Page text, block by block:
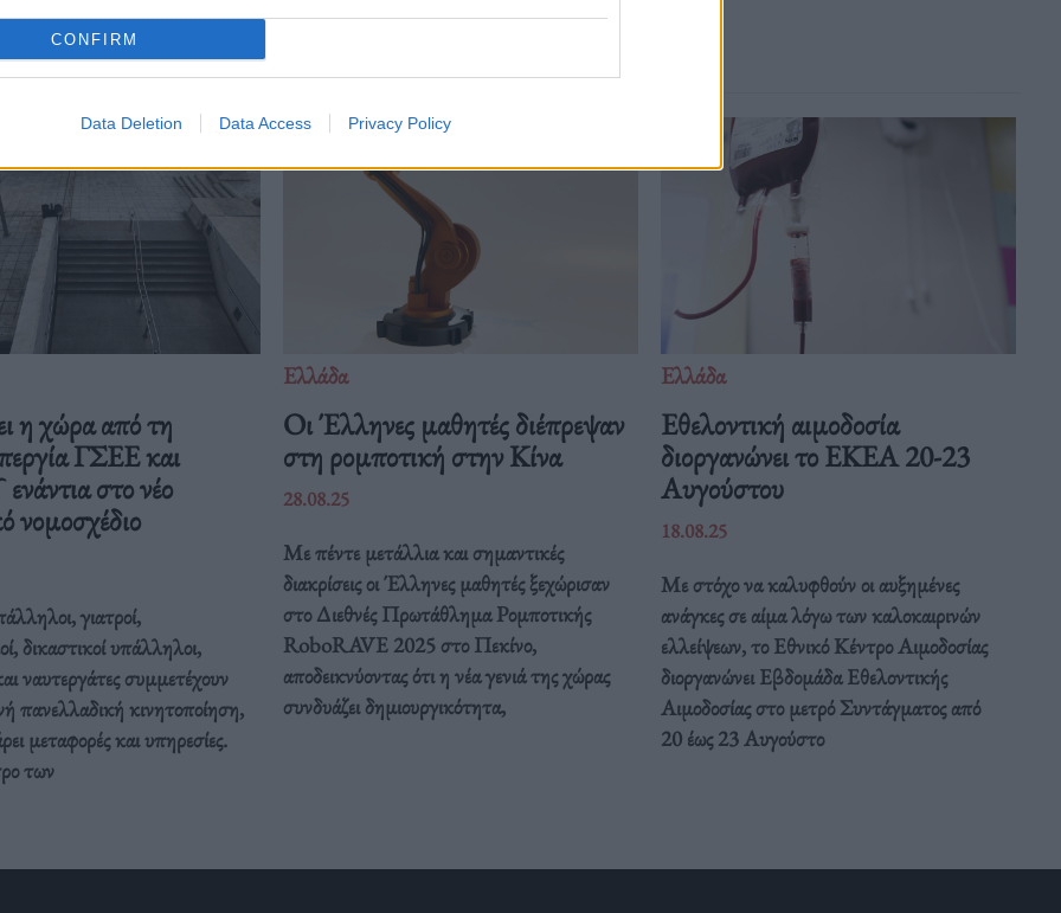
CONFIRM
Data Deletion Data Access Privacy Policy
Δείτε επίσης
η χώρα από τη
ΓΣΕΕ και
στο νέο
νομοσχέδιο
γιατροί,
δικαστικοί υπάλληλοι,
ναυτεργάτες συμμετέχουν
πανελλαδική κινητοποίηση,
μεταφορές και υπηρεσίες.
των
Ελλάδα
Οι Έλληνες μαθητές διέπρεψαν
στη ρομποτική στην Κίνα
28.08.25
Με πέντε μετάλλια και σημαντικές
διακρίσεις οι Έλληνες μαθητές ξεχώρισαν
στο Διεθνές Πρωτάθλημα Ρομποτικής
RoboRAVE 2025 στο Πεκίνο,
αποδεικνύοντας ότι η νέα γενιά της χώρας
συνδυάζει δημιουργικότητα,
Ελλάδα
Eθελοντική αιμοδοσία
διοργανώνει το ΕΚΕΑ 20-23
Αυγούστου
18.08.25
Με στόχο να καλυφθούν οι αυξημένες
ανάγκες σε αίμα λόγω των καλοκαιρινών
ελλείψεων, το Εθνικό Κέντρο Αιμοδοσίας
διοργανώνει Εβδομάδα Εθελοντικής
Αιμοδοσίας στο μετρό Συντάγματος από
20 έως 23 Αυγούστο